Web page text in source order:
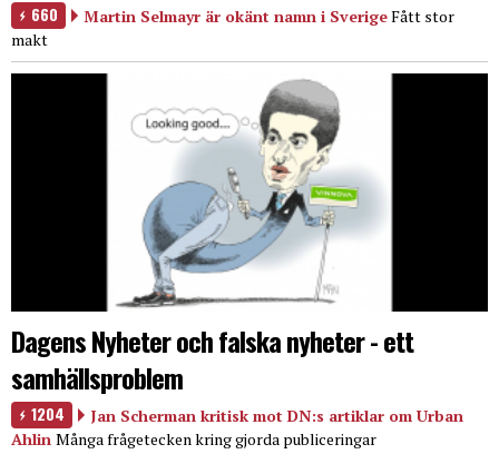
660 Martin Selmayr är okänt namn i SverigeFått stor
makt
Dagens Nyheter och falska nyheter - ett
samhällsproblem
1204
Jan Scherman kritisk mot DN:s artiklar om Urban
Ahlin Många frågetecken kring gjorda publiceringar